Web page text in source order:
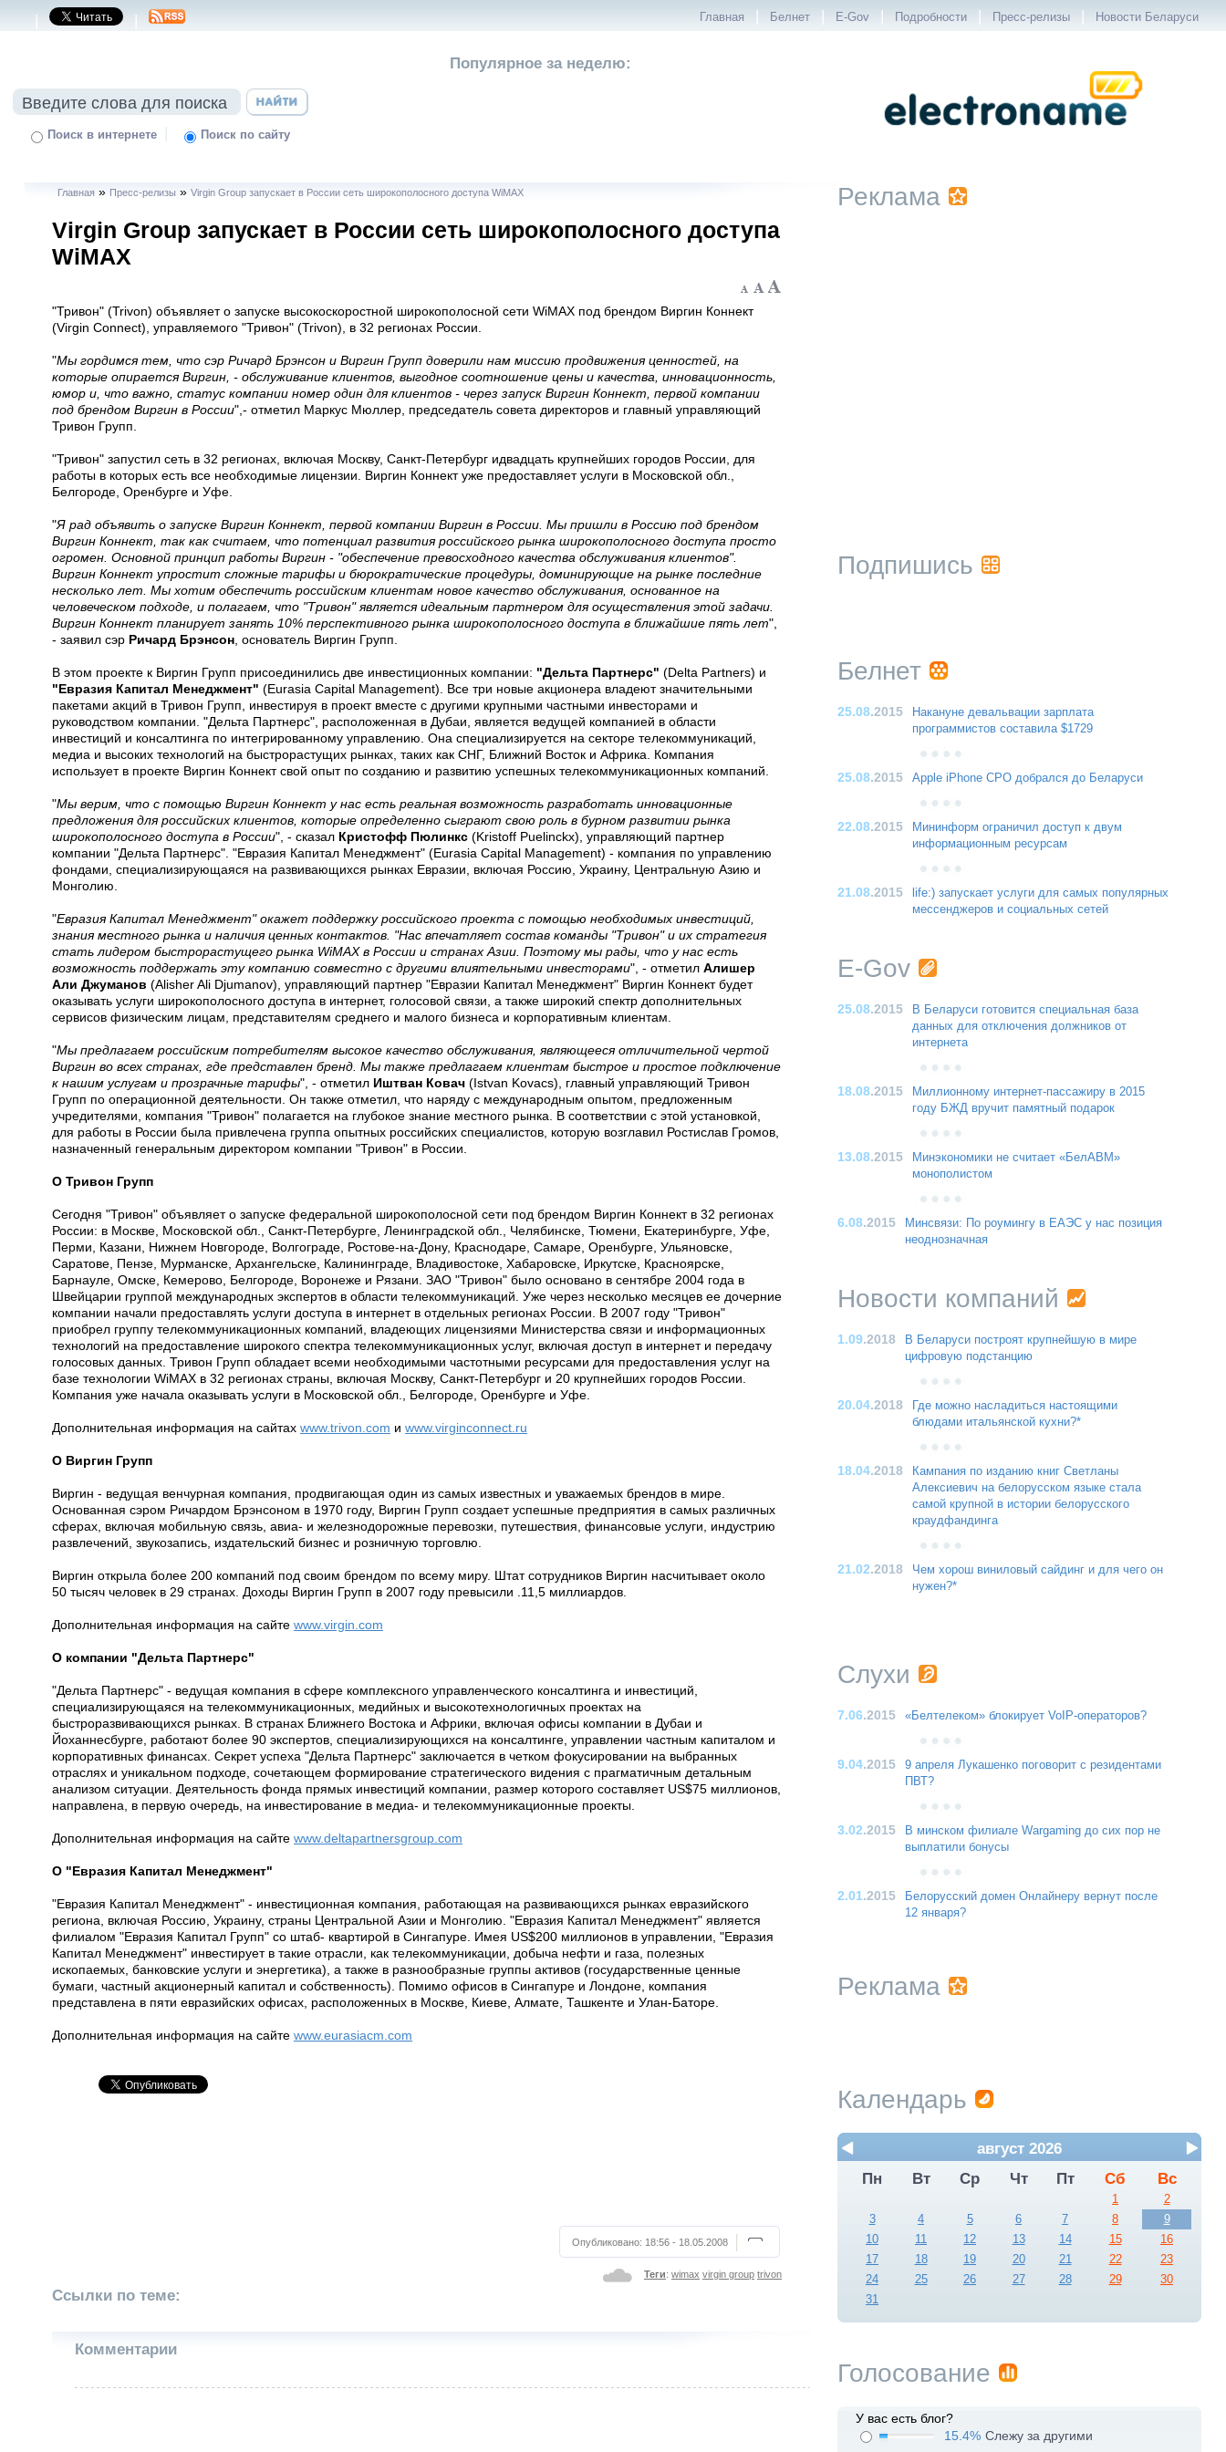
| | Главная | Белнет | E-Gov | Подробности | Пресс-релизы | Новости Беларуси
Поиск в интернете | Поиск по сайту
Популярное за неделю:
Главная » Пресс-релизы » Virgin Group запускает в России сеть широкополосного доступа WiMAX
Virgin Group запускает в России сеть широкополосного доступа
WiMAX
"Тривон" (Trivon) объявляет о запуске высокоскоростной широкополосной сети WiMAX под брендом Виргин Коннект
(Virgin Connect), управляемого "Тривон" (Trivon), в 32 регионах России.
"Мы гордимся тем, что сэр Ричард Брэнсон и Виргин Групп доверили нам миссию продвижения ценностей, на
которые опирается Виргин, - обслуживание клиентов, выгодное соотношение цены и качества, инновационность,
юмор и, что важно, статус компании номер один для клиентов - через запуск Виргин Коннект, первой компании
под брендом Виргин в России",- отметил Маркус Мюллер, председатель совета директоров и главный управляющий
Тривон Групп.
"Тривон" запустил сеть в 32 регионах, включая Москву, Санкт-Петербург идвадцать крупнейших городов России, для
работы в которых есть все необходимые лицензии. Виргин Коннект уже предоставляет услуги в Московской обл.,
Белгороде, Оренбурге и Уфе.
"Я рад объявить о запуске Виргин Коннект, первой компании Виргин в России. Мы пришли в Россию под брендом
Виргин Коннект, так как считаем, что потенциал развития российского рынка широкополосного доступа просто
огромен. Основной принцип работы Виргин - "обеспечение превосходного качества обслуживания клиентов".
Виргин Коннект упростит сложные тарифы и бюрократические процедуры, доминирующие на рынке последние
несколько лет. Мы хотим обеспечить российским клиентам новое качество обслуживания, основанное на
человеческом подходе, и полагаем, что "Тривон" является идеальным партнером для осуществления этой задачи.
Виргин Коннект планирует занять 10% перспективного рынка широкополосного доступа в ближайшие пять лет",
- заявил сэр Ричард Брэнсон , основатель Виргин Групп.
В этом проекте к Виргин Групп присоединились две инвестиционных компании: "Дельта Партнерс" (Delta Partners) и
"Евразия Капитал Менеджмент" (Eurasia Capital Management). Все три новые акционера владеют значительными
пакетами акций в Тривон Групп, инвестируя в проект вместе с другими крупными частными инвесторами и
руководством компании. "Дельта Партнерс", расположенная в Дубаи, является ведущей компанией в области
инвестиций и консалтинга по интегрированному управлению. Она специализируется на секторе телекоммуникаций,
медиа и высоких технологий на быстрорастущих рынках, таких как СНГ, Ближний Восток и Африка. Компания
использует в проекте Виргин Коннект свой опыт по созданию и развитию успешных телекоммуникационных компаний.
"Мы верим, что с помощью Виргин Коннект у нас есть реальная возможность разработать инновационные
предложения для российских клиентов, которые определенно сыграют свою роль в бурном развитии рынка
широкополосного доступа в России", - сказал Кристофф Пюлинкс (Kristoff Puelinckx), управляющий партнер
компании "Дельта Партнерс". "Евразия Капитал Менеджмент" (Eurasia Capital Management) - компания по управлению
фондами, специализирующаяся на развивающихся рынках Евразии, включая Россию, Украину, Центральную Азию и
Монголию.
"Евразия Капитал Менеджмент" окажет поддержку российского проекта с помощью необходимых инвестиций,
знания местного рынка и наличия ценных контактов. "Нас впечатляет состав команды "Тривон" и их стратегия
стать лидером быстрорастущего рынка WiMAX в России и странах Азии. Поэтому мы рады, что у нас есть
возможность поддержать эту компанию совместно с другими влиятельными инвесторами", - отметил Алишер
Али Джуманов (Alisher Ali Djumanov), управляющий партнер "Евразии Капитал Менеджмент" Виргин Коннект будет
оказывать услуги широкополосного доступа в интернет, голосовой связи, а также широкий спектр дополнительных
сервисов физическим лицам, представителям среднего и малого бизнеса и корпоративным клиентам.
"Мы предлагаем российским потребителям высокое качество обслуживания, являющееся отличительной чертой
Виргин во всех странах, где представлен бренд. Мы также предлагаем клиентам быстрое и простое подключение
к нашим услугам и прозрачные тарифы", - отметил Иштван Ковач (Istvan Kovacs), главный управляющий Тривон
Групп по операционной деятельности. Он также отметил, что наряду с международным опытом, предложенным
учредителями, компания "Тривон" полагается на глубокое знание местного рынка. В соответствии с этой установкой,
для работы в России была привлечена группа опытных российских специалистов, которую возглавил Ростислав Громов,
назначенный генеральным директором компании "Тривон" в России.
О Тривон Групп
Сегодня "Тривон" объявляет о запуске федеральной широкополосной сети под брендом Виргин Коннект в 32 регионах
России: в Москве, Московской обл., Санкт-Петербурге, Ленинградской обл., Челябинске, Тюмени, Екатеринбурге, Уфе,
Перми, Казани, Нижнем Новгороде, Волгограде, Ростове-на-Дону, Краснодаре, Самаре, Оренбурге, Ульяновске,
Саратове, Пензе, Мурманске, Архангельске, Калининграде, Владивостоке, Хабаровске, Иркутске, Красноярске,
Барнауле, Омске, Кемерово, Белгороде, Воронеже и Рязани. ЗАО "Тривон" было основано в сентябре 2004 года в
Швейцарии группой международных экспертов в области телекоммуникаций. Уже через несколько месяцев ее дочерние
компании начали предоставлять услуги доступа в интернет в отдельных регионах России. В 2007 году "Тривон"
приобрел группу телекоммуникационных компаний, владеющих лицензиями Министерства связи и информационных
технологий на предоставление широкого спектра телекоммуникационных услуг, включая доступ в интернет и передачу
голосовых данных. Тривон Групп обладает всеми необходимыми частотными ресурсами для предоставления услуг на
базе технологии WiMAX в 32 регионах страны, включая Москву, Санкт-Петербург и 20 крупнейших городов России.
Компания уже начала оказывать услуги в Московской обл., Белгороде, Оренбурге и Уфе.
Дополнительная информация на сайтах www.trivon.com и www.virginconnect.ru
О Виргин Групп
Виргин - ведущая венчурная компания, продвигающая один из самых известных и уважаемых брендов в мире.
Основанная сэром Ричардом Брэнсоном в 1970 году, Виргин Групп создает успешные предприятия в самых различных
сферах, включая мобильную связь, авиа- и железнодорожные перевозки, путешествия, финансовые услуги, индустрию
развлечений, звукозапись, издательский бизнес и розничную торговлю.
Виргин открыла более 200 компаний под своим брендом по всему миру. Штат сотрудников Виргин насчитывает около
50 тысяч человек в 29 странах. Доходы Виргин Групп в 2007 году превысили .11,5 миллиардов.
Дополнительная информация на сайте www.virgin.com
О компании "Дельта Партнерс"
"Дельта Партнерс" - ведущая компания в сфере комплексного управленческого консалтинга и инвестиций,
специализирующаяся на телекоммуникационных, медийных и высокотехнологичных проектах на
быстроразвивающихся рынках. В странах Ближнего Востока и Африки, включая офисы компании в Дубаи и
Йоханнесбурге, работают более 90 экспертов, специализирующихся на консалтинге, управлении частным капиталом и
корпоративных финансах. Секрет успеха "Дельта Партнерс" заключается в четком фокусировании на выбранных
отраслях и уникальном подходе, сочетающем формирование стратегического видения с прагматичным детальным
анализом ситуации. Деятельность фонда прямых инвестиций компании, размер которого составляет US$75 миллионов,
направлена, в первую очередь, на инвестирование в медиа- и телекоммуникационные проекты.
Дополнительная информация на сайте www.deltapartnersgroup.com
О "Евразия Капитал Менеджмент"
"Евразия Капитал Менеджмент" - инвестиционная компания, работающая на развивающихся рынках евразийского
региона, включая Россию, Украину, страны Центральной Азии и Монголию. "Евразия Капитал Менеджмент" является
филиалом "Евразия Капитал Групп" со штаб- квартирой в Сингапуре. Имея US$200 миллионов в управлении, "Евразия
Капитал Менеджмент" инвестирует в такие отрасли, как телекоммуникации, добыча нефти и газа, полезных
ископаемых, банковские услуги и энергетика), а также в разнообразные группы активов (государственные ценные
бумаги, частный акционерный капитал и собственность). Помимо офисов в Сингапуре и Лондоне, компания
представлена в пяти евразийских офисах, расположенных в Москве, Киеве, Алмате, Ташкенте и Улан-Баторе.
Дополнительная информация на сайте www.eurasiacm.com
Опубликовано: 18:56 - 18.05.2008
Теги: wimax virgin group trivon
Ссылки по теме:
Комментарии
Реклама
Подпишись
Белнет
25.08.2015
Накануне девальвации зарплата
программистов составила $1729
25.08.2015 Apple iPhone CPO добрался до Беларуси
22.08.2015
Мининформ ограничил доступ к двум
информационным ресурсам
21.08.2015
life:) запускает услуги для самых популярных
мессенджеров и социальных сетей
E-Gov
25.08.2015
В Беларуси готовится специальная база
данных для отключения должников от
интернета
18.08.2015
Миллионному интернет-пассажиру в 2015
году БЖД вручит памятный подарок
13.08.2015
Минэкономики не считает «БелАВМ»
монополистом
6.08.2015
Минсвязи: По роумингу в ЕАЭС у нас позиция
неоднозначная
Новости компаний
1.09.2018
В Беларуси построят крупнейшую в мире
цифровую подстанцию
20.04.2018
Где можно насладиться настоящими
блюдами итальянской кухни?*
18.04.2018
Кампания по изданию книг Светланы
Алексиевич на белорусском языке стала
самой крупной в истории белорусского
краудфандинга
21.02.2018
Чем хорош виниловый сайдинг и для чего он
нужен?*
Слухи
7.06.2015 «Белтелеком» блокирует VoIP-операторов?
9.04.2015
9 апреля Лукашенко поговорит с резидентами
ПВТ?
3.02.2015
В минском филиале Wargaming до сих пор не
выплатили бонусы
2.01.2015
Белорусский домен Онлайнеру вернут после
12 января?
Реклама
Календарь
август 2026
Пн
Вт Ср Чт Пт Сб Вс
1
2
3
4 5 6 7 8
9
10
11 12 13 14 15
16
17
18 19 20 21 22
23
24
25 26 27 28 29
30
31
Голосование
У вас есть блог?
15.4% Слежу за другими